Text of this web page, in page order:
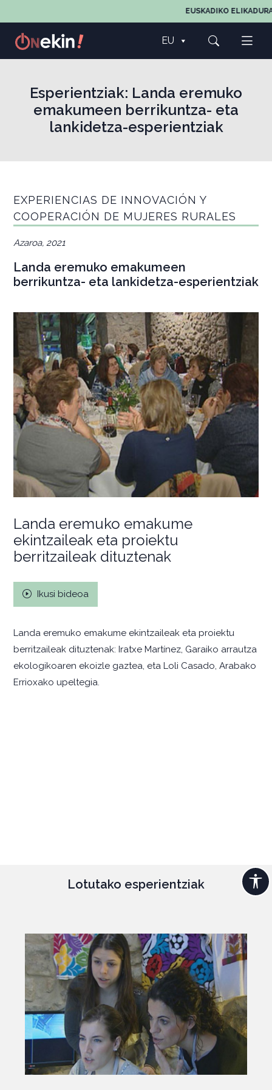
EUSKADIKO
EU
Esperientziak: Landa eremuko
emakumeen berrikuntza- eta
lankidetza-esperientziak
EXPERIENCIAS DE INNOVACIÓN Y
COOPERACIÓN DE MUJERES RURALES
Azaroa, 2021
Landa eremuko emakumeen
berrikuntza- eta lankidetza-esperientziak
Landa eremuko emakume
ekintzaileak eta proiektu
berritzaileak dituztenak
Ikusi bideoa
Landa eremuko emakume ekintzaileak eta proiektu
berritzaileak dituztenak: Iratxe Martínez, Garaiko arrautza
ekologikoaren ekoizle gaztea, eta Loli Casado, Arabako
Errioxako upeltegia.
Lotutako esperientziak